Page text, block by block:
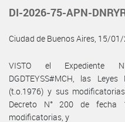
DI-2026-75-APN-
Ciudad de Buenos Aires, 15/
VISTO el Expediente
DGDTEYSS#MCH, las
(t.o.1976) y sus
Decreto N° 200 de
modificatorias, y